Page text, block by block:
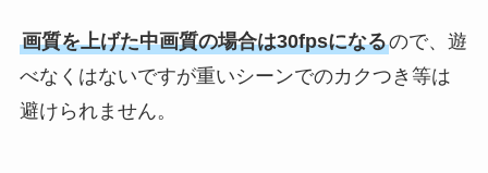
画質を上げた中画質の場合は30fpsになるので、遊
べなくはないですが重いシーンでのカクつき等は
避けられません。